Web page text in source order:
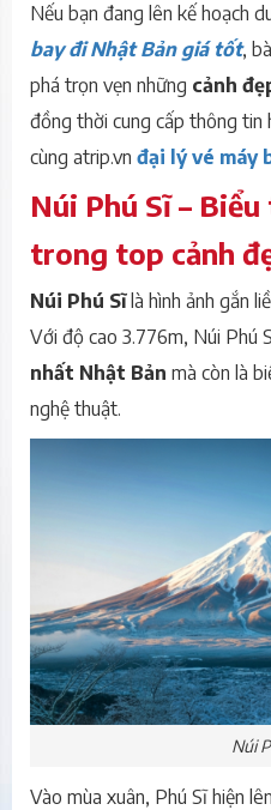
Nếu bạn đang lên kế hoạch
bay đi Nhật Bản giá tốt,
phá trọn vẹn những cảnh
đồng thời cung cấp thông tin
cùng atrip.vn đại lý vé máy
Núi Phú Sĩ –
trong top cảnh
Núi Phú Sĩlà hình ảnh gắn
Với độ cao 3.776m, Núi Phú
nhất Nhật Bản mà còn là
nghệ thuật.
Núi
Vào mùa xuân, Phú Sĩ hiện